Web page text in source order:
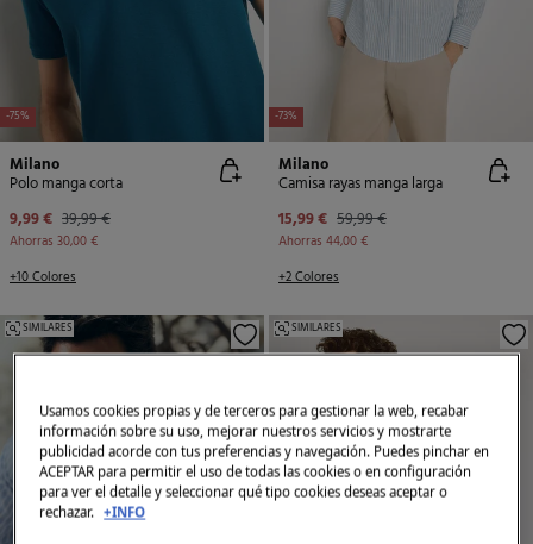
-75%
Milano
Polo manga corta
9,99 € 39,99 €
Ahorras 30,00 €
+10 Colores
-73%
Milano
Camisa rayas manga larga
15,99 € 59,99 €
Ahorras 44,00 €
+2 Colores
SIMILARES SIMILARES
Usamos cookies propias y de terceros para gestionar la web, recabar
información sobre su uso, mejorar nuestros servicios y mostrarte
publicidad acorde con tus preferencias y navegación. Puedes pinchar en
ACEPTAR para permitir el uso de todas las cookies o en configuración
para ver el detalle y seleccionar qué tipo cookies deseas aceptar o
rechazar. +INFO